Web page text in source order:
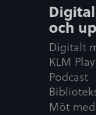
och
Digitalt
KLM Play
Podcast
Möt